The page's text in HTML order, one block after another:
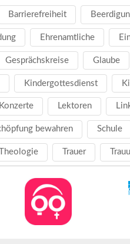
Barrierefreiheit
Ehrenamtliche
Gesprächskreise Glaube
Kindergottesdienst
Konzerte Lektoren
bewahren Schule
Theologie Trauer